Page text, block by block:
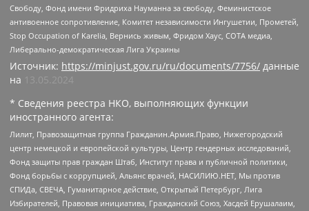
Свободу, Фонд имени Фридриха Науманна за свободу, Феминистское
антивоенное сопротивление, Комитет независимости Ингушетии, Прометей,
Stop Occupation of Karelia, Вернись живым, Фридом Хаус, СОТА медиа,
Либерально-демократическая Лига Украины
Источник: https://minjust.gov.ru/ru/documents/7756/ данные
на
13.05.2024
* Сведения реестра НКО, выполняющих функции
иностранного агента:
Лилит, Правозащитная группа Гражданин.Армия.Право, Нижегородский
центр немецкой и европейской культуры, Центр гендерных исследований,
Фонд защиты прав граждан Штаб, Институт права и публичной политики,
Фонд борьбы с коррупцией, Альянс врачей, НАСИЛИЮ.НЕТ, Мы против
СПИДа, СВЕЧА, Гуманитарное действие, Открытый Петербург, Лига
Избирателей, Правовая инициатива, Гражданский Союз, Хасдей Ерушалаим,